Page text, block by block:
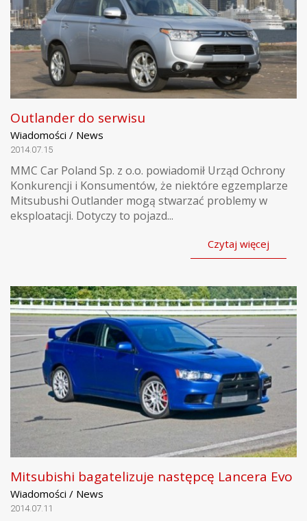
Outlander do serwisu
Wiadomości / News
2014.07.15
MMC Car Poland Sp. z o.o. powiadomił Urząd Ochrony
Konkurencji i Konsumentów, że niektóre egzemplarze
Mitsubushi Outlander mogą stwarzać problemy w
eksploatacji. Dotyczy to pojazd...
Czytaj więcej
Mitsubishi bagatelizuje następcę Lancera Evo
Wiadomości / News
2014.07.11